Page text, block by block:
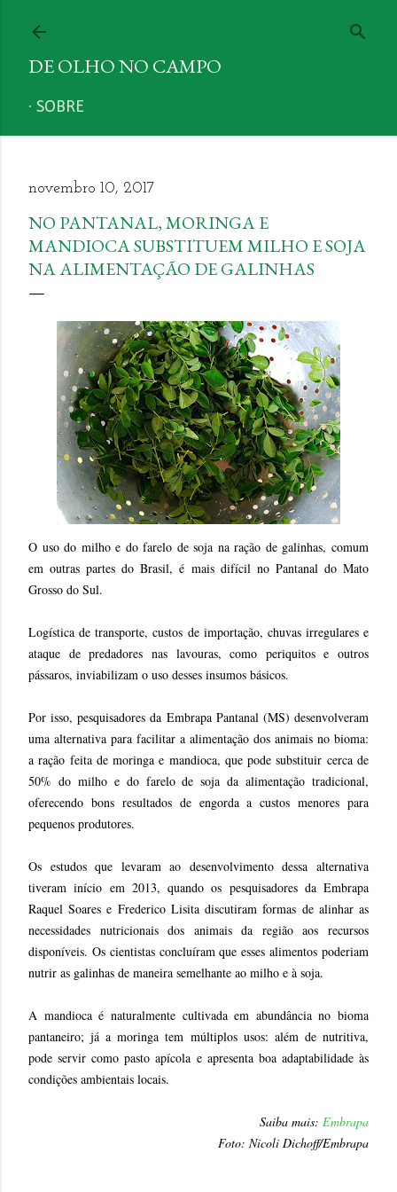
DE OLHO NO CAMPO
SOBRE
novembro 10, 2017
NO PANTANAL, MORINGA E
MANDIOCA SUBSTITUEM MILHO E SOJA
NA ALIMENTAÇÃO DE GALINHAS
O uso do milho e do farelo de soja na ração de galinhas, comum
em outras partes do Brasil, é mais difícil no Pantanal do Mato
Grosso do Sul.
Logística de transporte, custos de importação, chuvas irregulares e
ataque de predadores nas lavouras, como periquitos e outros
pássaros, inviabilizam o uso desses insumos básicos.
Por isso, pesquisadores da Embrapa Pantanal (MS) desenvolveram
uma alternativa para facilitar a alimentação dos animais no bioma:
a ração feita de moringa e mandioca, que pode substituir cerca de
50% do milho e do farelo de soja da alimentação tradicional,
oferecendo bons resultados de engorda a custos menores para
pequenos produtores.
Os estudos que levaram ao desenvolvimento dessa alternativa
tiveram início em 2013, quando os pesquisadores da Embrapa
Raquel Soares e Frederico Lisita discutiram formas de alinhar as
necessidades nutricionais dos animais da região aos recursos
disponíveis. Os cientistas concluíram que esses alimentos poderiam
nutrir as galinhas de maneira semelhante ao milho e à soja.
A mandioca é naturalmente cultivada em abundância no bioma
pantaneiro; já a moringa tem múltiplos usos: além de nutritiva,
pode servir como pasto apícola e apresenta boa adaptabilidade às
condições ambientais locais.
Saiba mais: Embrapa
Foto: Nicoli Dichoff/Embrapa